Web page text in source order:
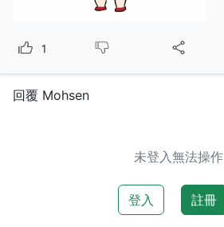
1
回覆 Mohsen
未登入無法操作
登入 註冊